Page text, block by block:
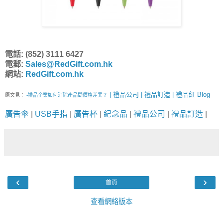
電話: (852) 3111 6427
電郵: Sales@RedGift.com.hk
網站: RedGift.com.hk
原文見： -禮品企業如何消除產品間價格差異？ | 禮品公司 | 禮品訂造 | 禮品紅 Blog
廣告傘 USB手指 廣告杯 紀念品 禮品公司 禮品訂造
‹ ›
首頁
查看網絡版本